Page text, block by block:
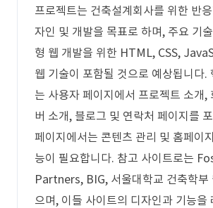
프로젝트는 건축설계회사를 위한 반
자인 및 개발을 목표로 하며, 주요 기
형 웹 개발을 위한 HTML, CSS,
웹 기술이 포함될 것으로 예상됩니다.
는 사용자 페이지에서 프로젝트 소개,
버 소개, 블로그 및 연락처 페이지를
페이지에서는 콘텐츠 관리 및 홈페이
능이 필요합니다. 참고 사이트로는
Partners, BIG, 서울대학교 건축학부
으며, 이들 사이트의 디자인과 기능을